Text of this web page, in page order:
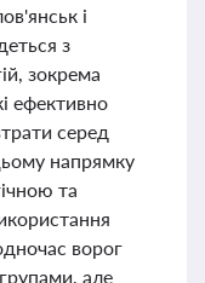
і
з
зокрема
ефективно
серед
напрямку
та
ворог
але